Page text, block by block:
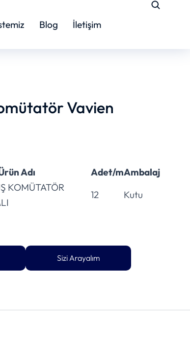
Blog İletişim
Vavien
Adı Adet/mAmbalaj
KOMÜTATÖR
12 Kutu
Sizi Arayalım